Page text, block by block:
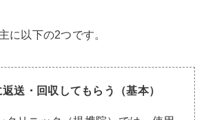
に以下の2つです。
送・回収してもらう（基本）